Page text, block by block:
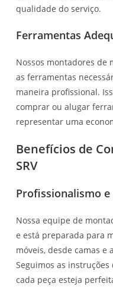
qualidade do serviço.
Ferramentas
Nossos montadores de
as ferramentas
maneira profissional.
comprar ou alugar
representar uma
Benefícios de
SRV
Profissionalismo e
Nossa equipe de
e está preparada para
móveis, desde camas e
Seguimos as
cada peça esteja